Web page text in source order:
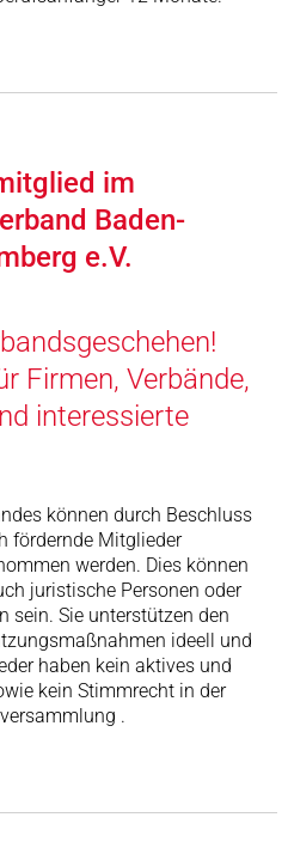
im
Baden-
e.V.
Firmen, Verbände,
interessierte
können durch Beschluss
fördernde Mitglieder
werden. Dies können
juristische Personen oder
sein. Sie unterstützen den
ideell und
haben kein aktives und
kein Stimmrecht in der
.